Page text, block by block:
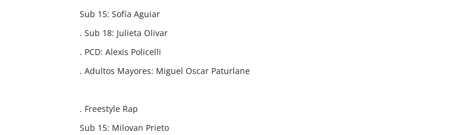
Sub 15: Sofía Aguiar
. Sub 18: Julieta Olivar
. PCD: Alexis Policelli
. Adultos Mayores: Miguel Oscar Paturlane
. Freestyle Rap
Sub 15: Milovan Prieto